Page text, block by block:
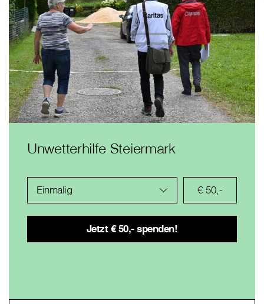
Unwetterhilfe Steiermark
Einmalig